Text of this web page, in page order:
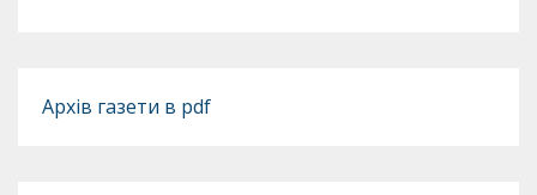
Архів газети в pdf